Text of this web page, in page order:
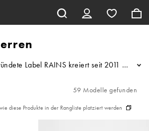
Label RAINS kreiert seit 2011 seine
...
59 Modelle gefunden
diese Produkte in der Rangliste platziert werden